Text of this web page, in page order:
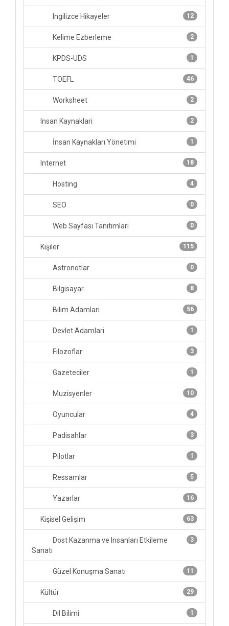
12
Ingilizce Hikayeler
2
Kelime Ezberleme
1
KPDS-UDS
46
TOEFL
2
Worksheet
2
Insan Kaynaklari
1
İnsan Kaynakları Yönetimi
18
Internet
4
Hosting
0
SEO
0
Web Sayfası Tanıtımları
115
Kişiler
0
Astronotlar
8
Bilgisayar
56
Bilim Adamlari
1
Devlet Adamlari
3
Filozoflar
1
Gazeteciler
10
Muzisyenler
4
Oyuncular
3
Padisahlar
1
Pilotlar
5
Ressamlar
16
Yazarlar
63
Kişisel Gelişim
3
Dost Kazanma ve Insanları Etkileme
Sanatı
11
Güzel Konuşma Sanatı
29
Kültür
1
Dil Bilimi